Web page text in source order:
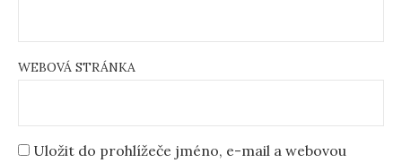
WEBOVÁ STRÁNKA
Uložit do prohlížeče jméno, e-mail a webovou